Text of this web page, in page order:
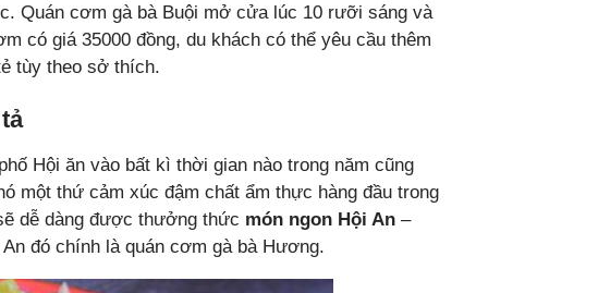
Quán cơm gà bà Buội mở cửa lúc 10 rưỡi sáng và
có giá 35000 đồng, du khách có thể yêu cầu thêm
tùy theo sở thích.
Hội ăn vào bất kì thời gian nào trong năm cũng
một thứ cảm xúc đậm chất ẩm thực hàng đầu trong
dễ dàng được thưởng thức món ngon Hội An –
đó chính là quán cơm gà bà Hương.